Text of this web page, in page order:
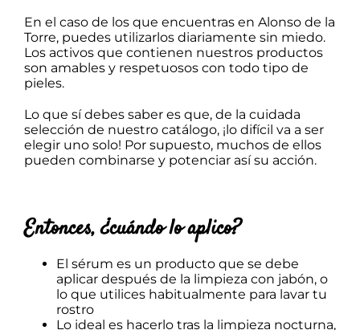
En el caso de los que encuentras en Alonso de la
Torre, puedes utilizarlos diariamente sin miedo.
Los activos que contienen nuestros productos
son amables y respetuosos con todo tipo de
pieles.
Lo que sí debes saber es que, de la cuidada
selección de nuestro catálogo, ¡lo difícil va a ser
elegir uno solo! Por supuesto, muchos de ellos
pueden combinarse y potenciar así su acción.
Entonces, ¿cuándo lo aplico?
El sérum es un producto que se debe
aplicar después de la limpieza con jabón, o
lo que utilices habitualmente para lavar tu
rostro
Lo ideal es hacerlo tras la limpieza nocturna,